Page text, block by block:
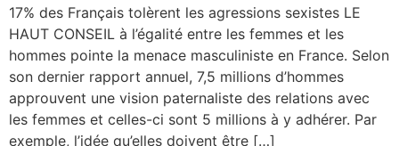
17% des Fran­çais tolèrent les agres­sions sexistes LE
HAUT CONSEIL à l’égalité entre les femmes et les
hommes pointe la menace mas­cu­li­niste en France. Selon
son der­nier rap­port annuel, 7,5 mil­lions d’hommes
approuvent une vision pater­na­liste des rela­tions avec
les femmes et celles-ci sont 5 mil­lions à y adhé­rer. Par
exemple, l’i­dée qu’elles doivent être […]